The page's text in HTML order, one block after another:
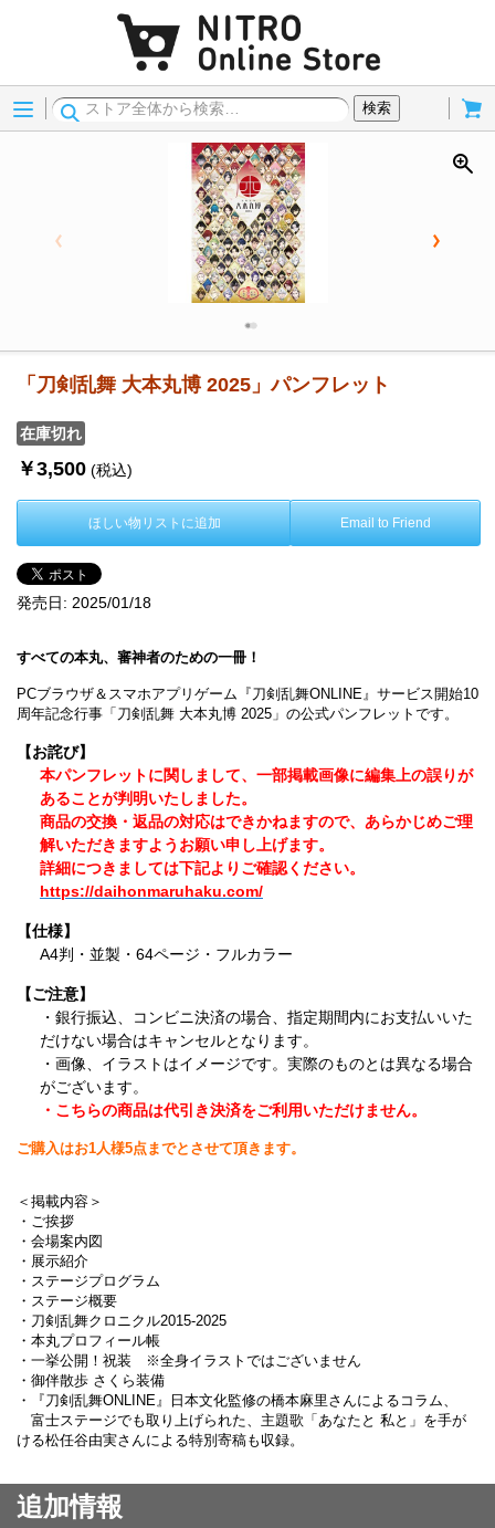
Menu
検索
「刀剣乱舞 大本丸博 2025」パンフレット
在庫切れ
￥3,500 (税込)
ほしい物リストに追加 Email to Friend
発売日: 2025/01/18
すべての本丸、審神者のための一冊！
PCブラウザ＆スマホアプリゲーム『刀剣乱舞ONLINE』サービス開始10
周年記念行事「刀剣乱舞 大本丸博 2025」の公式パンフレットです。
【お詫び】
本パンフレットに関しまして、一部掲載画像に編集上の誤りが
あることが判明いたしました。
商品の交換・返品の対応はできかねますので、あらかじめご理
解いただきますようお願い申し上げます。
詳細につきましては下記よりご確認ください。
https://daihonmaruhaku.com/
【仕様】
A4判・並製・64ページ・フルカラー
【ご注意】
・銀行振込、コンビニ決済の場合、指定期間内にお支払いいた
だけない場合はキャンセルとなります。
・画像、イラストはイメージです。実際のものとは異なる場合
がございます。
・こちらの商品は代引き決済をご利用いただけません。
ご購入はお1人様5点までとさせて頂きます。
＜掲載内容＞
・ご挨拶
・会場案内図
・展示紹介
・ステージプログラム
・ステージ概要
・刀剣乱舞クロニクル2015-2025
・本丸プロフィール帳
・一挙公開！祝装 ※全身イラストではございません
・御伴散歩 さくら装備
・『刀剣乱舞ONLINE』日本文化監修の橋本麻里さんによるコラム、
富士ステージでも取り上げられた、主題歌「あなたと 私と」を手が
ける松任谷由実さんによる特別寄稿も収録。
追加情報